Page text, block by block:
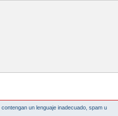
un lenguaje inadecuado, spam u